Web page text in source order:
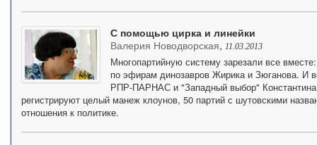
С помощью цирка и линейки
Валерия Новодворская, 11.03.2013
Многопартийную систему зарезали все
по эфирам динозавров Жирика и Зюганова. И
РПР-ПАРНАС и "Западный выбор" Константина
регистрируют целый манеж клоунов, 50 партий с шутовскими
отношения к политике.